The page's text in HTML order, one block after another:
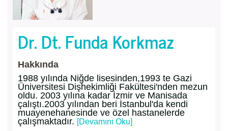
Dr. Dt. Funda Korkmaz
Hakkında
1988 yılında Niğde lisesinden,1993 te Gazi
Üniversitesi Dişhekimliği Fakültesi'nden mezun
oldu. 2003 yılına kadar İzmir ve Manisada
çalıştı.2003 yılından beri İstanbul'da kendi
muayenehanesinde ve özel hastanelerde
çalışmaktadır. [Devamını Oku]